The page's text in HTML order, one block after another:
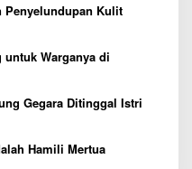
Penyelundupan Kulit
Warganya di
Gegara Ditinggal Istri
Hamili Mertua